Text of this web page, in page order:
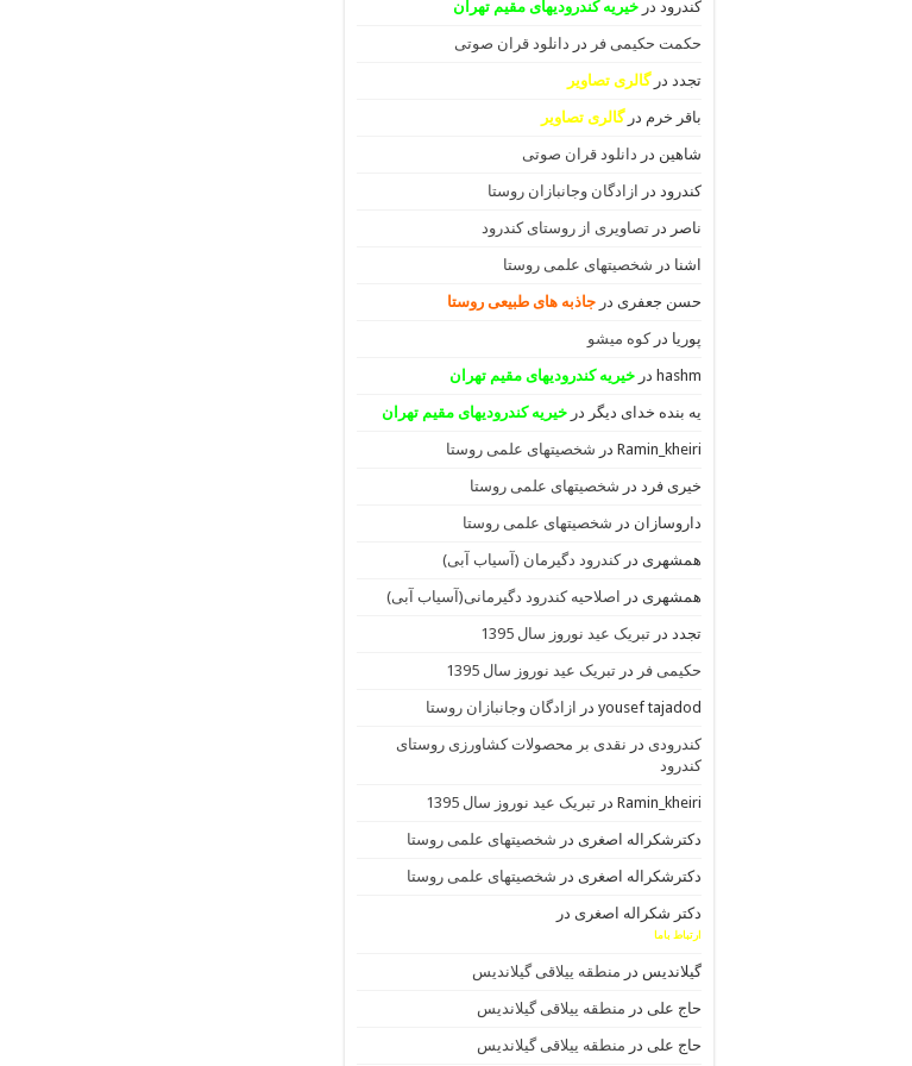
کندرود در خیریه کندرودیهای مقیم تهران
حکمت حکیمی فر در دانلود قران صوتی
تجدد درگالری تصاویر
باقر خرم درگالری تصاویر
شاهین در دانلود قران صوتی
کندرود در ازادگان وجانبازان روستا
ناصر در تصاویری از روستای کندرود
اشنا در شخصیتهای علمی روستا
حسن جعفری در جاذبه های طبیعی روستا
پوریا درکوه میشو
hashm در خیریه کندرودیهای مقیم تهران
یه بنده خدای دیگر در خیریه کندرودیهای مقیم تهران
Ramin_kheiri در شخصیتهای علمی روستا
خیری فرد در شخصیتهای علمی روستا
داروسازان در شخصیتهای علمی روستا
همشهری درکندرود دگیرمان (آسیاب آبی)
همشهری در اصلاحیه کندرود دگیرمانی(آسیاب آبی)
تجدد در تبریک عید نوروز سال 1395
حکیمی فر در تبریک عید نوروز سال 1395
yousef tajadod در ازادگان وجانبازان روستا
کندرودی در نقدی بر محصولات کشاورزی روستای
کندرود
Ramin_kheiri در تبریک عید نوروز سال 1395
دکترشکراله اصغری در شخصیتهای علمی روستا
دکترشکراله اصغری در شخصیتهای علمی روستا
دکتر شکراله اصغری در
ارتباط باما
گیلاندیس در منطقه ییلاقی گیلاندیس
حاج علی در منطقه ییلاقی گیلاندیس
حاج علی در منطقه ییلاقی گیلاندیس